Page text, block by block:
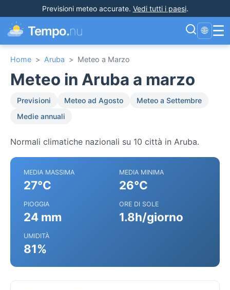
Previsioni meteo accurate. Vedi tutti i paesi.
Tempo.nu 🌐 ☰
Home > Aruba > Meteo a Marzo
Meteo in Aruba a marzo
Previsioni Meteo ad Agosto
Meteo a Settembre
Medie annuali
Normali climatiche nazionali su 10 città in Aruba.
MEDIA MASSIMA
27°C
MEDIA MINIMA
26°C
PIOGGIA
24 mm
ORE DI SOLE
1.8h/giorno
UMIDITÀ
81%